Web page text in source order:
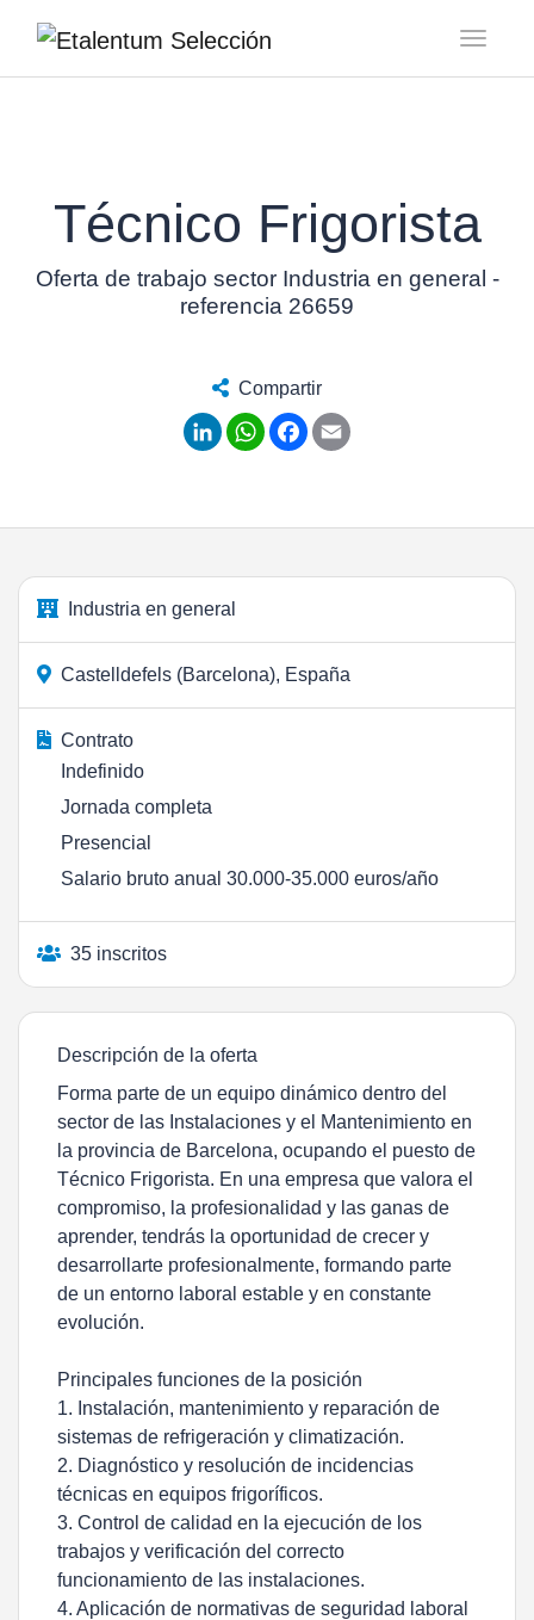
Técnico Frigorista
Oferta de trabajo sector Industria en general -
referencia 26659
Compartir
LinkedInWhatsApp
Facebook
Industria en general
Castelldefels (Barcelona), España
Contrato
Indefinido
Jornada completa
Presencial
Salario bruto anual 30.000-35.000 euros/año
35 inscritos
Descripción de la oferta
Forma parte de un equipo dinámico dentro del
sector de las Instalaciones y el Mantenimiento en
la provincia de Barcelona, ocupando el puesto de
Técnico Frigorista. En una empresa que valora el
compromiso, la profesionalidad y las ganas de
aprender, tendrás la oportunidad de crecer y
desarrollarte profesionalmente, formando parte
de un entorno laboral estable y en constante
evolución.
Principales funciones de la posición
1. Instalación, mantenimiento y reparación de
sistemas de refrigeración y climatización.
2. Diagnóstico y resolución de incidencias
técnicas en equipos frigoríficos.
3. Control de calidad en la ejecución de los
trabajos y verificación del correcto
funcionamiento de las instalaciones.
4. Aplicación de normativas de seguridad laboral